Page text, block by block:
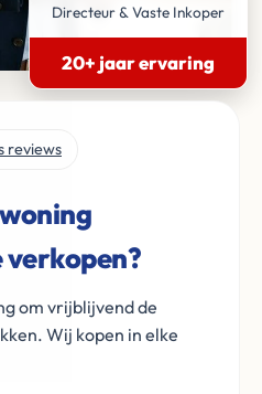
Directeur & Vaste Inkoper
20+ jaar ervaring
reviews
om vrijblijvend de
Wij kopen in elke